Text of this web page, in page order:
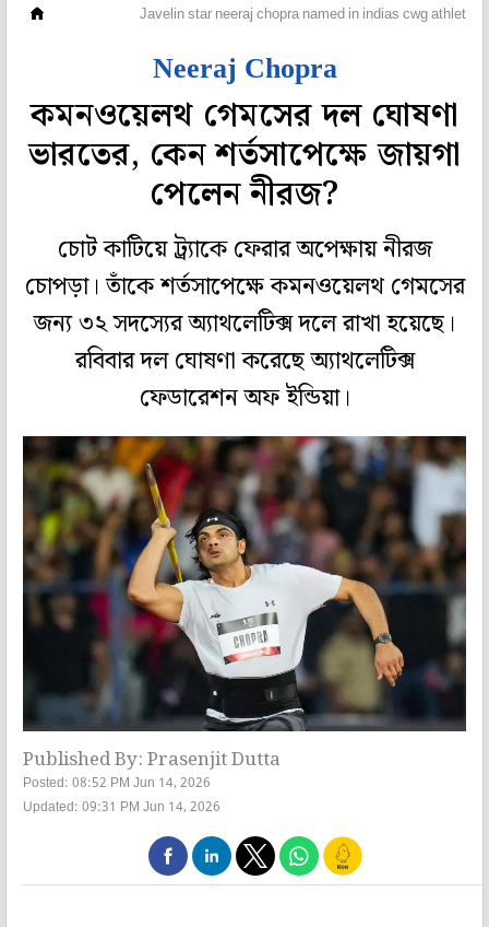
Javelin star neeraj chopra named in indias cwg
Neeraj Chopra
কমনওয়েলথ গেমসের দল ঘোষণা
ভারতের, কেন শর্তসাপেক্ষে জায়গা
পেলেন নীরজ?
চোট কাটিয়ে ট্র্যাকে ফেরার অপেক্ষায় নীরজ
চোপড়া। তাঁকে শর্তসাপেক্ষে কমনওয়েলথ গেমসের
জন্য ৩২ সদস্যের অ্যাথলেটিক্স দলে রাখা হয়েছে।
রবিবার দল ঘোষণা করেছে অ্যাথলেটিক্স
ফেডারেশন অফ ইন্ডিয়া।
Published By: Prasenjit Dutta
Posted: 08:52 PM Jun 14, 2026
Updated: 09:31 PM Jun 14, 2026